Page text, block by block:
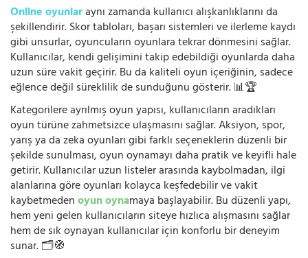
Online oyunlaraynı zamanda kullanıcı alışkanlıklarını da
şekillendirir. Skor tabloları, başarı sistemleri ve ilerleme kaydı
gibi unsurlar, oyuncuların oyunlara tekrar dönmesini sağlar.
Kullanıcılar, kendi gelişimini takip edebildiği oyunlarda daha
uzun süre vakit geçirir. Bu da kaliteli oyun içeriğinin, sadece
eğlence değil süreklilik de sunduğunu gösterir. 📊🏆
Kategorilere ayrılmış oyun yapısı, kullanıcıların aradıkları
oyun türüne zahmetsizce ulaşmasını sağlar. Aksiyon, spor,
yarış ya da zeka oyunları gibi farklı seçeneklerin düzenli bir
şekilde sunulması, oyun oynamayı daha pratik ve keyifli hale
getirir. Kullanıcılar uzun listeler arasında kaybolmadan, ilgi
alanlarına göre oyunları kolayca keşfedebilir ve vakit
kaybetmedenoyun oynamaya başlayabilir. Bu düzenli yapı,
hem yeni gelen kullanıcıların siteye hızlıca alışmasını sağlar
hem de sık oynayan kullanıcılar için konforlu bir deneyim
sunar. 🗂️🧭